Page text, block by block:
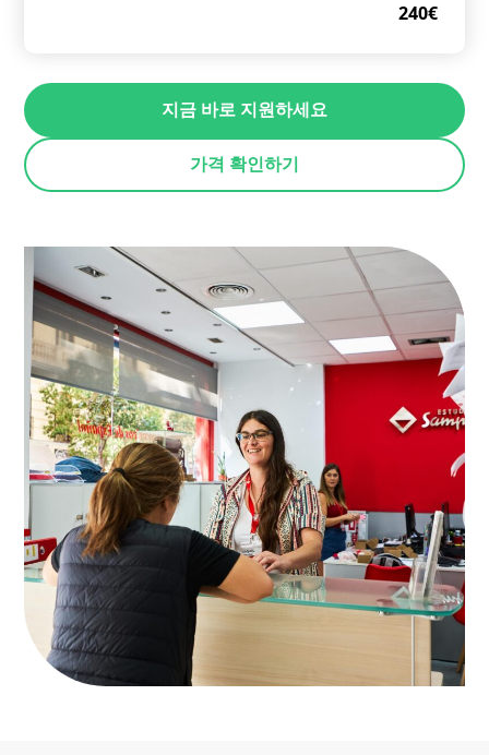
240€
지금 바로 지원하세요
가격 확인하기